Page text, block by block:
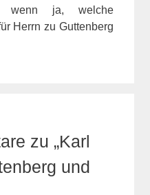
wenn ja, welche
Herrn zu Guttenberg
zu „Karl
und